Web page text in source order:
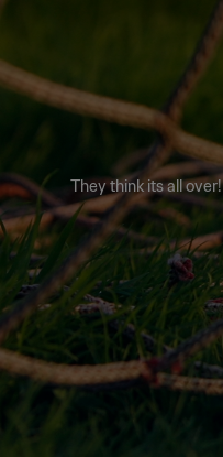
They think its all over!